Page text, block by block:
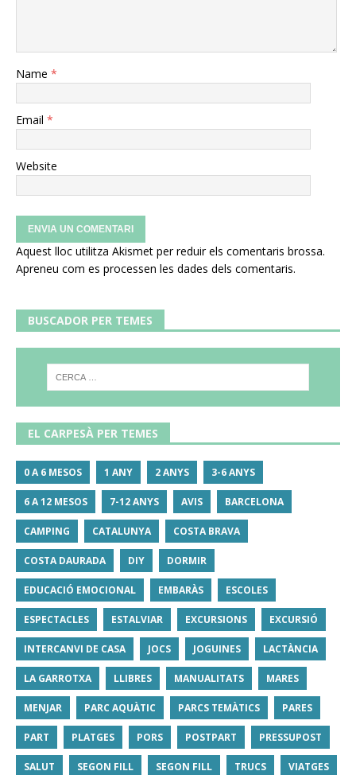
Name *
Email *
Website
Aquest lloc utilitza Akismet per reduir els comentaris brossa.
Apreneu com es processen les dades dels comentaris.
BUSCADOR PER TEMES
EL CARPESÀ PER TEMES
0 A 6 MESOS 1 ANY 2 ANYS 3-6 ANYS
6 A 12 MESOS 7-12 ANYS AVIS BARCELONA
CAMPING CATALUNYA COSTA BRAVA
COSTA DAURADA DIY DORMIR
EDUCACIÓ EMOCIONAL EMBARÀS ESCOLES
ESPECTACLES ESTALVIAR EXCURSIONS EXCURSIÓ
INTERCANVI DE CASA JOCS JOGUINES LACTÀNCIA
LA GARROTXA LLIBRES MANUALITATS MARES
MENJAR PARC AQUÀTIC PARCS TEMÀTICS PARES
PART PLATGES PORS POSTPART PRESSUPOST
SALUT SEGON FILL SEGON FILL TRUCS VIATGES